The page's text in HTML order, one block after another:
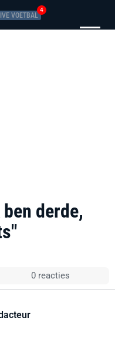
VOETBAL
4
derde,
0 reacties